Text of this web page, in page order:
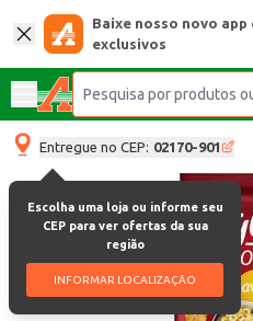
Baixe nosso novo app
exclusivos
Entregue no CEP: 02170-901
Escolha uma loja ou informe seu
CEP para ver ofertas da sua
região
INFORMAR LOCALIZAÇÃO